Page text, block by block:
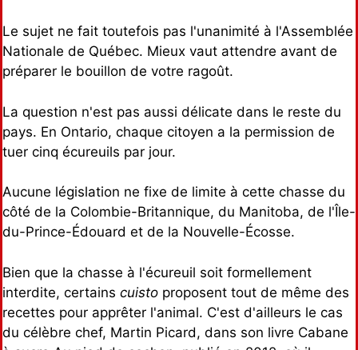
Le sujet ne fait toutefois pas l'unanimité à l'Assemblée
Nationale de Québec. Mieux vaut attendre avant de
préparer le bouillon de votre ragoût.
La question n'est pas aussi délicate dans le reste du
pays. En Ontario, chaque citoyen a la permission de
tuer cinq écureuils par jour.
Aucune législation ne fixe de limite à cette chasse du
côté de la Colombie-Britannique, du Manitoba, de l'Île-
du-Prince-Édouard et de la Nouvelle-Écosse.
Bien que la chasse à l'écureuil soit formellement
interdite, certains cuisto proposent tout de même des
recettes pour apprêter l'animal. C'est d'ailleurs le cas
du célèbre chef, Martin Picard, dans son livre Cabane